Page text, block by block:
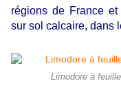
régions de France
sur sol calcaire, dans
Limodore à